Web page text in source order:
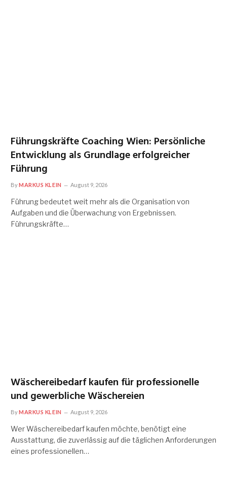
Führungskräfte Coaching Wien: Persönliche
Entwicklung als Grundlage erfolgreicher
Führung
ByMARKUS KLEIN August 9, 2026
Führung bedeutet weit mehr als die Organisation von
Aufgaben und die Überwachung von Ergebnissen.
Führungskräfte…
Wäschereibedarf kaufen für professionelle
und gewerbliche Wäschereien
ByMARKUS KLEIN August 9, 2026
Wer Wäschereibedarf kaufen möchte, benötigt eine
Ausstattung, die zuverlässig auf die täglichen Anforderungen
eines professionellen…